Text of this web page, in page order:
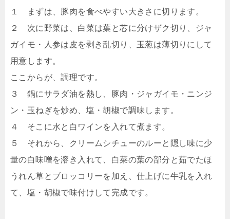
１ まずは、豚肉を食べやすい大きさに切ります。
２ 次に野菜は、白菜は葉と芯に分けザク切り、ジャ
ガイモ・人参は皮を剥き乱切り、玉葱は薄切りにして
用意します。
ここからが、調理です。
３ 鍋にサラダ油を熱し、豚肉・ジャガイモ・ニンジ
ン・玉ねぎを炒め、塩・胡椒で調味します。
４ そこに水と白ワインを入れて煮ます。
５ それから、クリームシチューのルーと隠し味に少
量の白味噌を溶き入れて、白菜の葉の部分と茹でたほ
うれん草とブロッコリーを加え、仕上げに牛乳を入れ
て、塩・胡椒で味付けして完成です。